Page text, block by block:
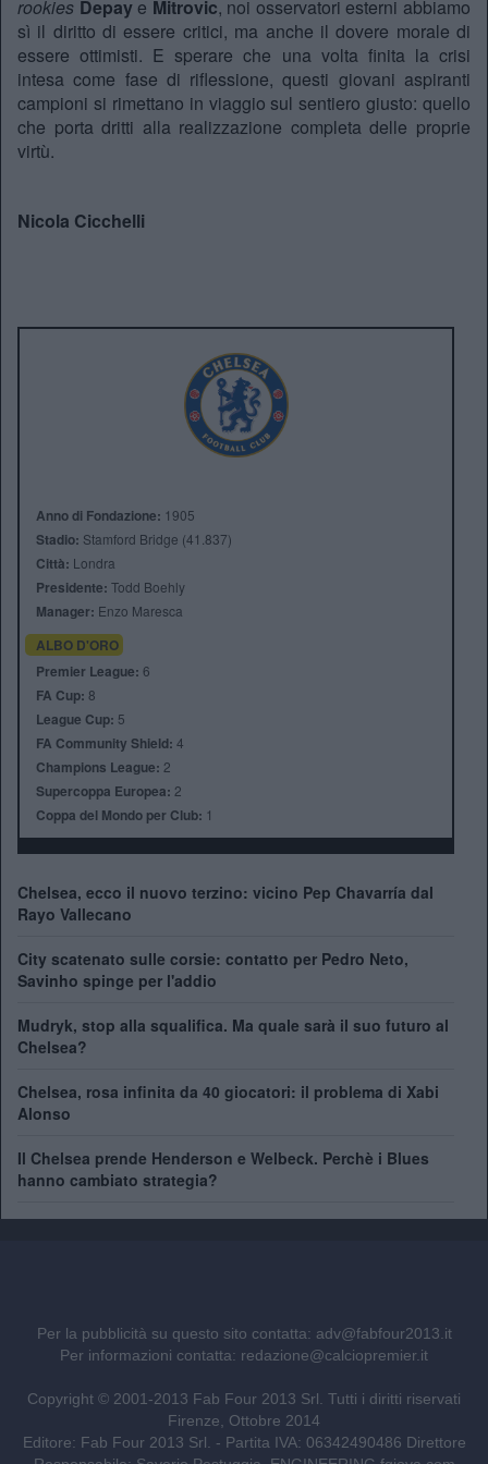
rookies Depay e Mitrovic, noi osservatori esterni abbiamo
sì il diritto di essere critici, ma anche il dovere morale di
essere ottimisti. E sperare che una volta finita la crisi
intesa come fase di riflessione, questi giovani aspiranti
campioni si rimettano in viaggio sul sentiero giusto: quello
che porta dritti alla realizzazione completa delle proprie
virtù.
Nicola Cicchelli
Anno di Fondazione: 1905
Stadio: Stamford Bridge (41.837)
Città: Londra
Presidente: Todd Boehly
Manager: Enzo Maresca
ALBO D'ORO
Premier League: 6
FA Cup: 8
League Cup: 5
FA Community Shield: 4
Champions League: 2
Supercoppa Europea: 2
Coppa del Mondo per Club: 1
Chelsea, ecco il nuovo terzino: vicino Pep Chavarría dal
Rayo Vallecano
City scatenato sulle corsie: contatto per Pedro Neto,
Savinho spinge per l'addio
Mudryk, stop alla squalifica. Ma quale sarà il suo futuro al
Chelsea?
Chelsea, rosa infinita da 40 giocatori: il problema di Xabi
Alonso
Il Chelsea prende Henderson e Welbeck. Perchè i Blues
hanno cambiato strategia?
Per la pubblicità su questo sito contatta: adv@fabfour2013.it
Per informazioni contatta: redazione@calciopremier.it
Copyright © 2001-2013 Fab Four 2013 Srl. Tutti i diritti riservati
Firenze, Ottobre 2014
Editore: Fab Four 2013 Srl. - Partita IVA: 06342490486 Direttore